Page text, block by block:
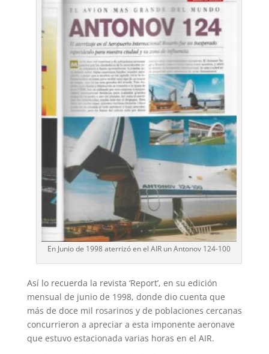
En Junio de 1998 aterrizó en el AIR un Antonov 124-100
Así lo recuerda la revista ‘Report’, en su edición
mensual de junio de 1998, donde dio cuenta que
más de doce mil rosarinos y de poblaciones cercanas
concurrieron a apreciar a esta imponente aeronave
que estuvo estacionada varias horas en el AIR.